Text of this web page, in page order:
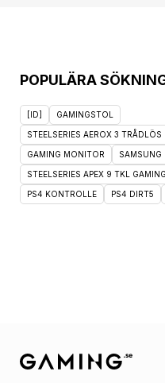
POPULÄRA
[ID] GAMINGSTOL
STEELSERIES AEROX 3
GAMING MONITOR SAMSUNG
STEELSERIES APEX 9 TKL
PS4 KONTROLLE PS4 DIRT5